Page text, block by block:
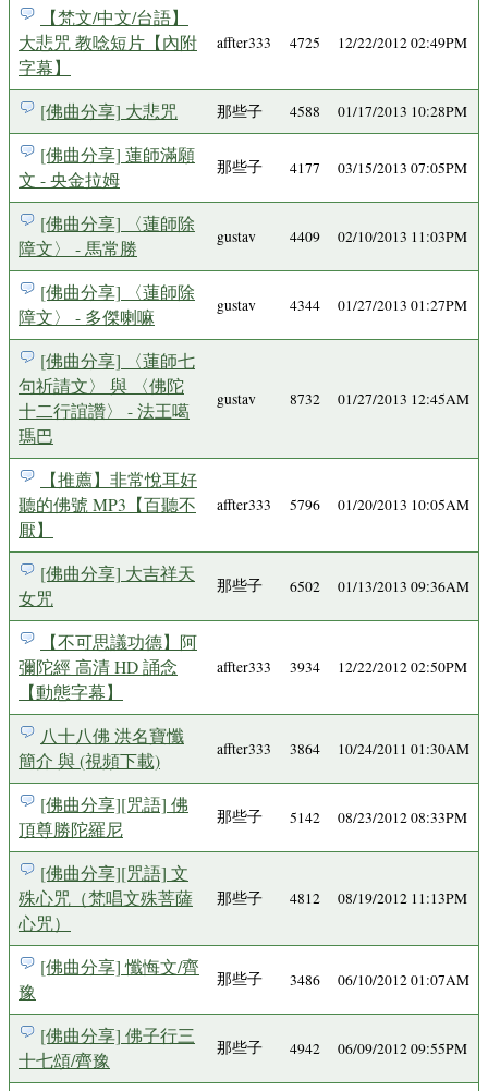
【梵文/中文/台語】
大悲咒 教唸短片【內附
字幕】
affter333 4725 12/22/2012 02:49PM
[佛曲分享] 大悲咒 那些子 4588 01/17/2013 10:28PM
[佛曲分享] 蓮師滿願
文 - 央金拉姆
那些子 4177 03/15/2013 07:05PM
[佛曲分享] 〈蓮師除
障文〉 - 馬常勝
gustav 4409 02/10/2013 11:03PM
[佛曲分享] 〈蓮師除
障文〉 - 多傑喇嘛
gustav 4344 01/27/2013 01:27PM
[佛曲分享] 〈蓮師七
句祈請文〉 與 〈佛陀
十二行誼讚〉 - 法王噶
瑪巴
gustav 8732 01/27/2013 12:45AM
【推薦】非常悅耳好
聽的佛號 MP3【百聽不
厭】
affter333 5796 01/20/2013 10:05AM
[佛曲分享] 大吉祥天
女咒
那些子 6502 01/13/2013 09:36AM
【不可思議功德】阿
彌陀經 高清 HD 誦念
【動態字幕】
affter333 3934 12/22/2012 02:50PM
八十八佛 洪名寶懺
簡介 與 (視頻下載)
affter333 3864 10/24/2011 01:30AM
[佛曲分享][咒語] 佛
頂尊勝陀羅尼
那些子 5142 08/23/2012 08:33PM
[佛曲分享][咒語] 文
殊心咒（梵唱文殊菩薩
心咒）
那些子 4812 08/19/2012 11:13PM
[佛曲分享] 懺悔文/齊
豫
那些子 3486 06/10/2012 01:07AM
[佛曲分享] 佛子行三
十七頌/齊豫
那些子 4942 06/09/2012 09:55PM